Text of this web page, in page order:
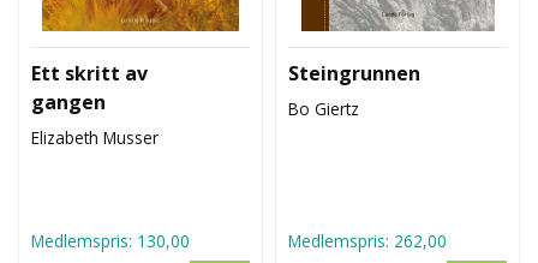
Ett skritt av
gangen
Elizabeth Musser
Medlemspris: 130,00
Steingrunnen
Bo Giertz
Medlemspris: 262,00